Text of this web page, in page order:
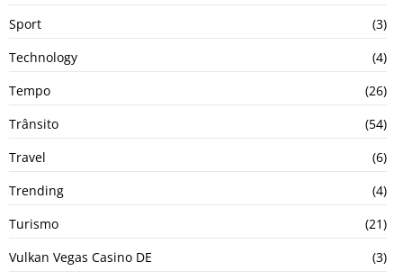
Sport
(3)
Technology
(4)
Tempo
(26)
Trânsito
(54)
Travel
(6)
Trending
(4)
Turismo
(21)
Vulkan Vegas Casino DE
(3)